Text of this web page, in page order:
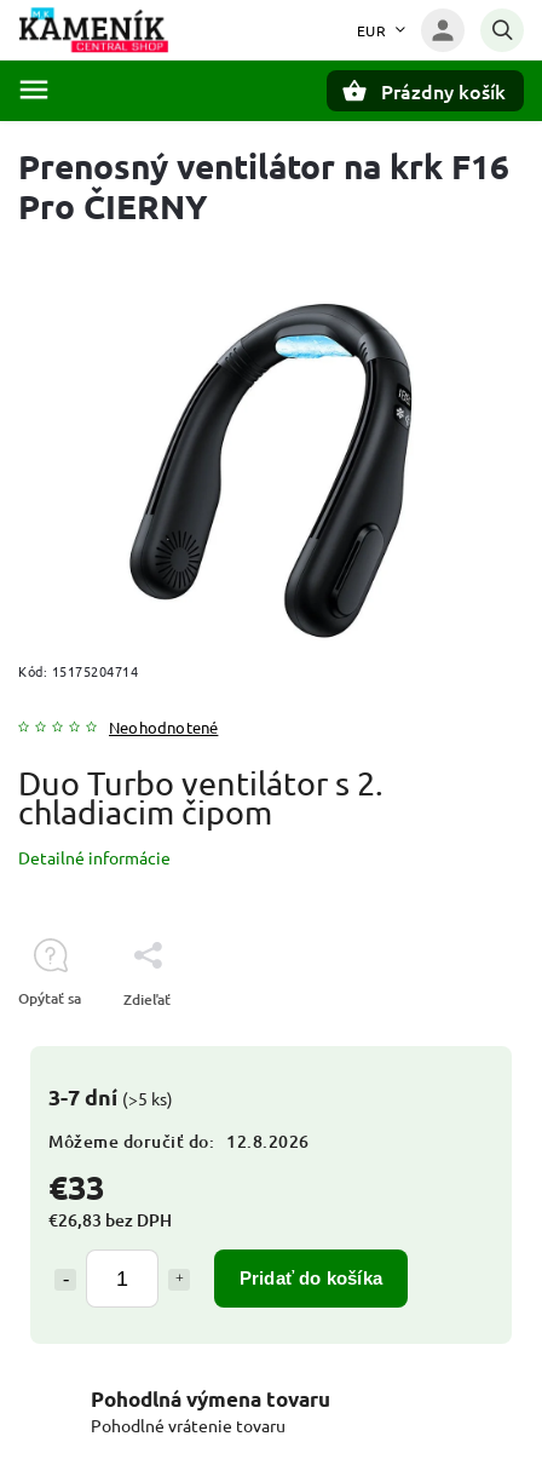
EUR
Prázdny košík
Prenosný ventilátor na krk F16
Pro ČIERNY
Kód: 15175204714
Neohodnotené
€33
€26,83 bez DPH
Pridať do košíka
3-7 dní (>5 ks)
Môžeme doručiť do: 12.8.2026
Duo Turbo ventilátor s 2.
chladiacim čipom
Detailné informácie
Opýtať sa Zdieľať
Pohodlná výmena tovaru
Pohodlné vrátenie tovaru